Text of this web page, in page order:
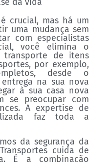
crucial, mas há um
uma mudança sem
com especialistas
você elimina o
transporte de itens
por exemplo,
desde o
na sua nova
à sua casa nova
se preocupar com
A expertise de
faz toda a
da segurança da
cuida de
É a combinação